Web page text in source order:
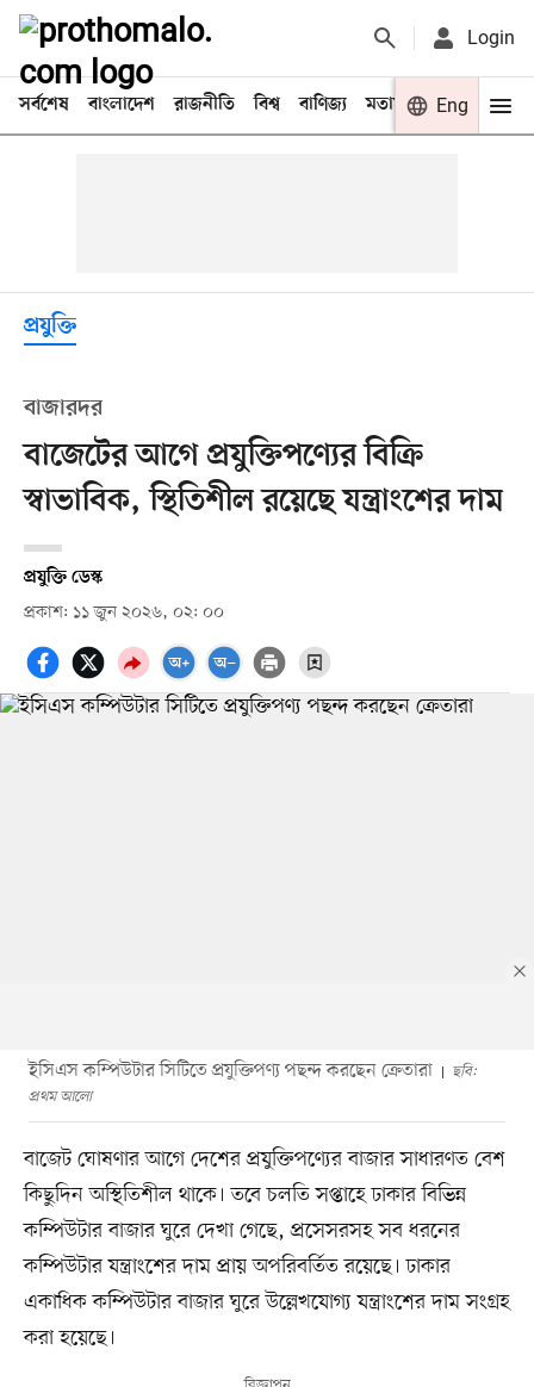
Login
সর্বশেষ বাংলাদেশ রাজনীতি বিশ্ব বাণিজ্য মতামত খেলা
Eng
প্রযুক্তি
বাজারদর
বাজেটের আগে প্রযুক্তিপণ্যের বিক্রি
স্বাভাবিক, স্থিতিশীল রয়েছে যন্ত্রাংশের দাম
প্রযুক্তি ডেস্ক
প্রকাশ: ১১ জুন ২০২৬, ০২: ০০
ইসিএস কম্পিউটার সিটিতে প্রযুক্তিপণ্য পছন্দ করছেন ক্রেতারা
ছবি:
প্রথম আলো
বাজেট ঘোষণার আগে দেশের প্রযুক্তিপণ্যের বাজার সাধারণত বেশ
কিছুদিন অস্থিতিশীল থাকে। তবে চলতি সপ্তাহে ঢাকার বিভিন্ন
কম্পিউটার বাজার ঘুরে দেখা গেছে, প্রসেসরসহ সব ধরনের
কম্পিউটার যন্ত্রাংশের দাম প্রায় অপরিবর্তিত রয়েছে। ঢাকার
একাধিক কম্পিউটার বাজার ঘুরে উল্লেখযোগ্য যন্ত্রাংশের দাম সংগ্রহ
করা হয়েছে।